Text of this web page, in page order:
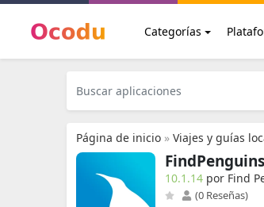
Categorías
Página de inicio » Viajes y guías
10.1.14 por Find
(0 Reseñas)